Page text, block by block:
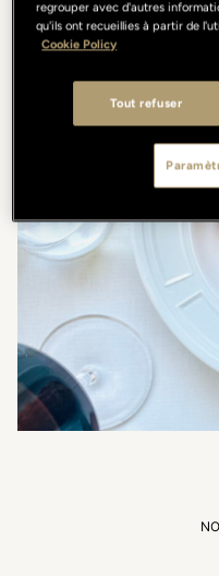
reconnaissables, une
recettes internationales
regrouper avec d'autres
qu'ils ont recueillies à partir de
Cookie Policy
Tout refuser